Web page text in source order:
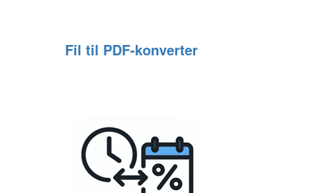
Fil til PDF‑konverter